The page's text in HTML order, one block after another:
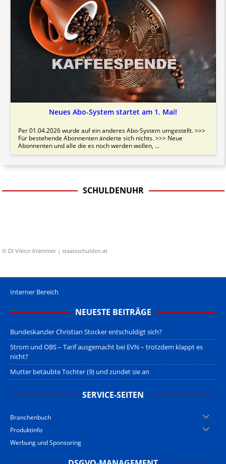
Neues Abo-System startet am 1. Mai!
Per 01.04.2026 wurde auf ein anderes Abo-System umgestellt. >>>
Für bestehende Abonnenten änderte sich nichts. >>> Neue
Abonnenten und alle die es noch werden wollen, ...
SCHULDENUHR
© DI Viktor Krammer | staatsschulden.at
Interner Bereich
NEUESTE BEITRÄGE
Bundeskanzler Christian Stocker entschuldigt sich?
Strom und OBS – Tarif ausgemacht bei EVN – trotzdem klappt es
nicht?
Mutter betäubte Tochter (9) und zündet sie an
SERVICE-SEITEN
Branchenbuch
Produktinfo
Werbung und Sponsoring